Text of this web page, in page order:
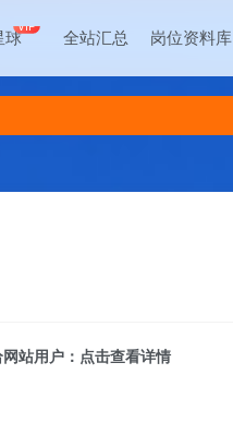
球VIP 全站汇总 岗位资料库
站用户：点击查看详情